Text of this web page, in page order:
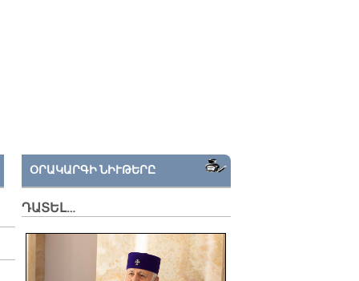
ՕՐԱԿԱՐԳԻ ՆԻՒԹԵՐԸ
ԴԱՏԵԼ…